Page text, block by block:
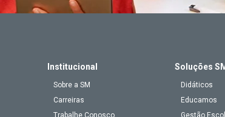
Institucional
Sobre a SM
Carreiras
Trabalhe Conosco
Soluções
Didáticos
Educamos
Gestão